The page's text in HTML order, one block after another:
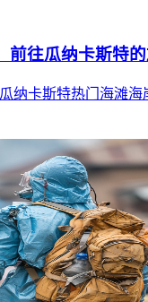
前往瓜纳卡斯特
纳卡斯特热门海滩